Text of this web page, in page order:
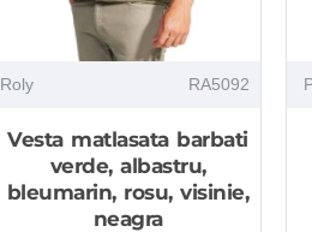
Roly RA5092
Vesta matlasata barbati
verde, albastru,
bleumarin, rosu, visinie,
neagra